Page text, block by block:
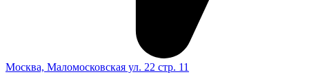
Москва, Маломосковская ул. 22 стр. 11